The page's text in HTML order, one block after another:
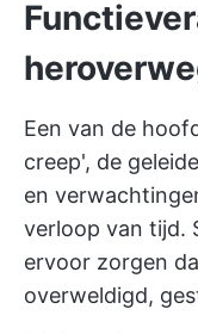
Een van de
creep', de
en
verloop van tijd.
ervoor zorgen
overweldigd,